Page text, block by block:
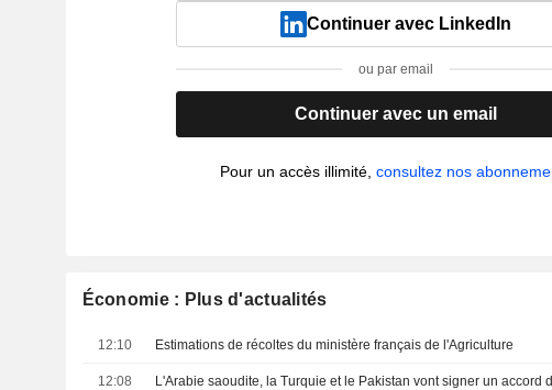
Continuer avec LinkedIn
ou par email
Continuer avec un email
Pour un accès illimité,consultez nos
Économie : Plus d'actualités
12:10 Estimations de récoltes du ministère français de l'Agriculture
12:08